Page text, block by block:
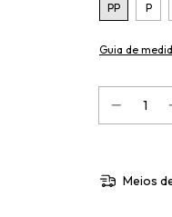
PP P
Guia de
Meios